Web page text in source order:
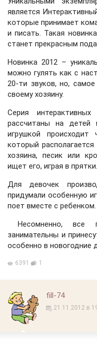
является
которые принимает
и писать. Такая
станет прекрасным
Новинка 2012 –
можно гулять как с
20-ти звуков, но,
своему хозяину.
Серия
рассчитаны на детей
игрушкой происходит
который
хозяина, песик или
ищет его, играя в прятки.
Для девочек
придумали особенную
поет вместе с ребенком.
Несомненно, все
занимательны и
особенно в новогодние
6391 1
fill-74
21.11.2012 в